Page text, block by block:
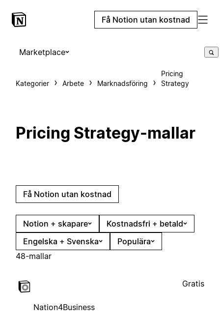
Få Notion utan kostnad
Marketplace
Kategorier Arbete Marknadsföring
Pricing
Strategy
Pricing Strategy-mallar
Få Notion utan kostnad
Notion + skapare
Kostnadsfri + betald
Engelska + Svenska
Populära
48-mallar
Nation4Business
Gratis